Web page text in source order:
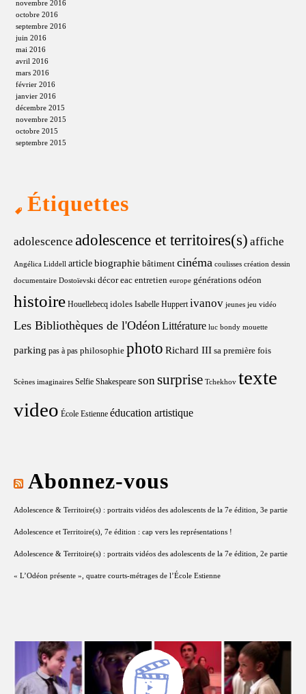
novembre 2016
octobre 2016
septembre 2016
juin 2016
mai 2016
avril 2016
mars 2016
février 2016
janvier 2016
décembre 2015
novembre 2015
octobre 2015
septembre 2015
Étiquettes
adolescence adolescence et territoires(s) affiche
Angélica Liddell articlebiographie bâtiment cinéma coulisses création dessin
documentaire Dostoïevski décor eac entretien europe générations odéon
histoire Houellebecq idoles Isabelle Huppert ivanov jeunes jeu vidéo
Les Bibliothèques de l'OdéonLittérature luc bondy mouette
parking pas à pas philosophie photo Richard III sa première fois
Scènes imaginaires Selfie Shakespeare sonsurprise Tchekhov texte
video École Estienne éducation artistique
Abonnez-vous
Adolescence & Territoire(s) : portraits vidéos des adolescents de la 7e édition, 3e partie
Adolescence et Territoire(s), 7e édition : cap vers les représentations !
Adolescence & Territoire(s) : portraits vidéos des adolescents de la 7e édition, 2e partie
« L’Odéon présente », quatre courts-métrages de l’École Estienne